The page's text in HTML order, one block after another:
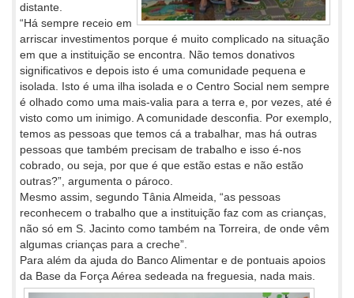
distante.
“Há sempre receio em
arriscar investimentos porque é muito complicado na situação
em que a instituição se encontra. Não temos donativos
significativos e depois isto é uma comunidade pequena e
isolada. Isto é uma ilha isolada e o Centro Social nem sempre
é olhado como uma mais-valia para a terra e, por vezes, até é
visto como um inimigo. A comunidade desconfia. Por exemplo,
temos as pessoas que temos cá a trabalhar, mas há outras
pessoas que também precisam de trabalho e isso é-nos
cobrado, ou seja, por que é que estão estas e não estão
outras?”, argumenta o pároco.
Mesmo assim, segundo Tânia Almeida, “as pessoas
reconhecem o trabalho que a instituição faz com as crianças,
não só em S. Jacinto como também na Torreira, de onde vêm
algumas crianças para a creche”.
Para além da ajuda do Banco Alimentar e de pontuais apoios
da Base da Força Aérea sedeada na freguesia, nada mais.